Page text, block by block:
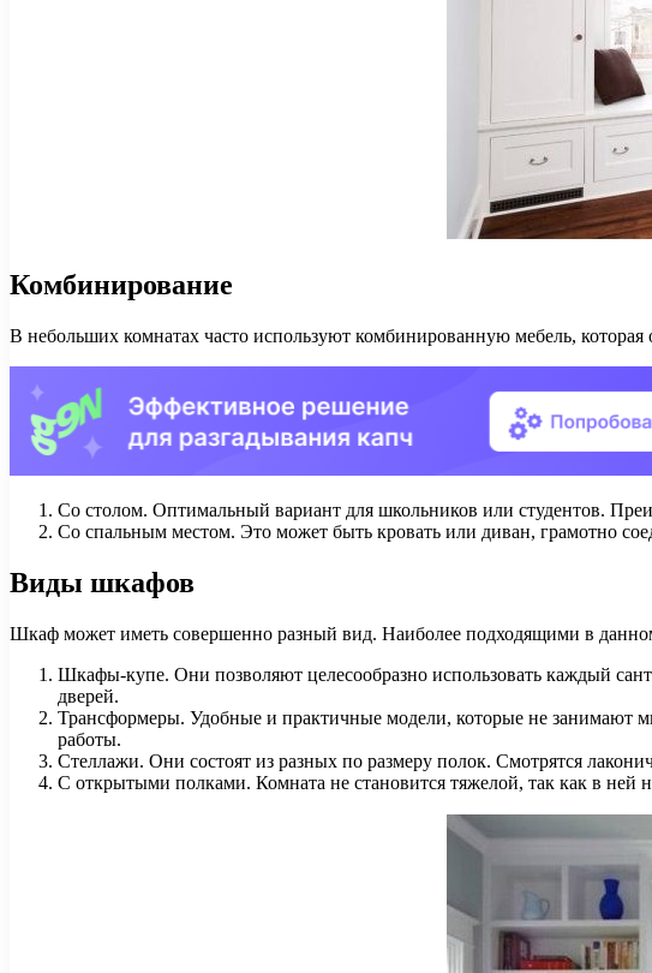
Комбинирование
В небольших комнатах часто используют комбинированную мебель,
Со столом. Оптимальный вариант для школьников или студентов.
Со спальным местом. Это может быть кровать или диван, грамотно
Виды шкафов
Шкаф может иметь совершенно разный вид. Наиболее подходящими в
Шкафы-купе. Они позволяют целесообразно использовать каждый
дверей.
Трансформеры. Удобные и практичные модели, которые не занимают
работы.
Стеллажи. Они состоят из разных по размеру полок. Смотрятся
С открытыми полками. Комната не становится тяжелой, так как в ней